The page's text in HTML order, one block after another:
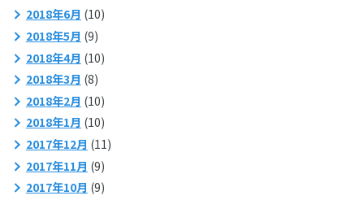
2018年6月 (10)
2018年5月 (9)
2018年4月 (10)
2018年3月 (8)
2018年2月 (10)
2018年1月 (10)
2017年12月 (11)
2017年11月 (9)
2017年10月 (9)